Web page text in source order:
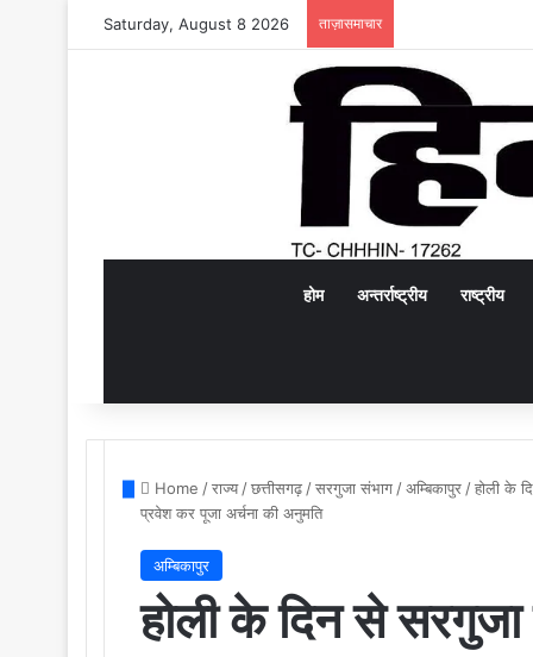
Saturday, August 8 2026 ताज़ासमाचार
होम अन्तर्राष्ट्रीय राष्ट्रीय
Home /राज्य/छत्तीसगढ़/सरगुजा संभाग/अम्बिकापुर/होली के
प्रवेश कर पूजा अर्चना की अनुमति
अम्बिकापुर
होली के दिन से सरगुजा